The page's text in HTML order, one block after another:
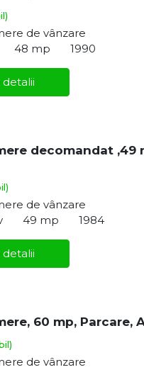
de vânzare
48 mp 1990
decomandat ,49
de vânzare
49 mp 1984
60 mp, Parcare,
de vânzare